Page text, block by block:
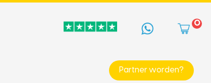
0
Partner worden?